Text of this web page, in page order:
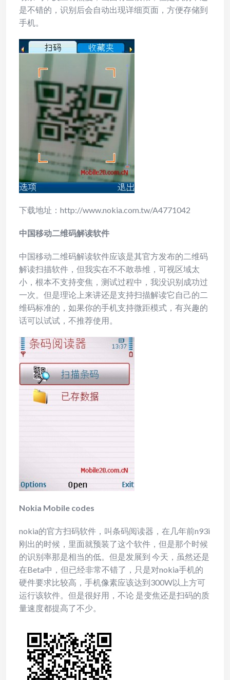
是不错的，识别后会自动出现详细页面，方便存储到
手机。
下载地址：http://www.nokia.com.tw/A4771042
中国移动二维码解读软件
中国移动二维码解读软件应该是其官方发布的二维码
解读扫描软件，但我实在不不敢恭维，可视区域太
小，根本不支持变焦，测试过程中，我没识别成功过
一次。但是理论上来讲还是支持扫描解读它自己的二
维码标准的，如果你的手机支持微距模式，有兴趣的
话可以试试，不推荐使用。
Nokia Mobile codes
nokia的官方扫码软件，叫条码阅读器，在几年前n93i
刚出的时候，里面就预装了这个软件，但是那个时候
的识别率那是相当的低。但是发展到 今天，虽然还是
在Beta中，但已经非常不错了，只是对nokia手机的
硬件要求比较高，手机像素应该达到300W以上方可
运行该软件。但是很好用，不论 是变焦还是扫码的质
量速度都提高了不少。